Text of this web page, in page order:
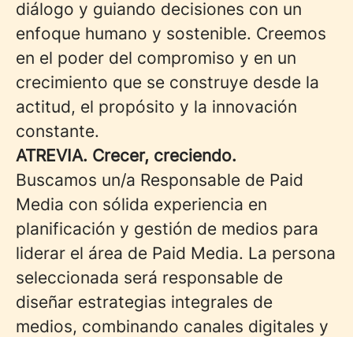
diálogo y guiando decisiones con un
enfoque humano y sostenible. Creemos
en el poder del compromiso y en un
crecimiento que se construye desde la
actitud, el propósito y la innovación
constante.
ATREVIA. Crecer, creciendo.
Buscamos un/a Responsable de Paid
Media con sólida experiencia en
planificación y gestión de medios para
liderar el área de Paid Media. La persona
seleccionada será responsable de
diseñar estrategias integrales de
medios, combinando canales digitales y